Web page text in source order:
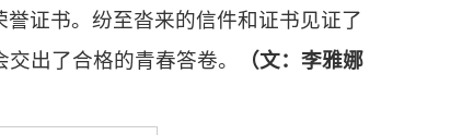
证书。纷至沓来的信件和证书见证了
出了合格的青春答卷。
（文：李雅娜